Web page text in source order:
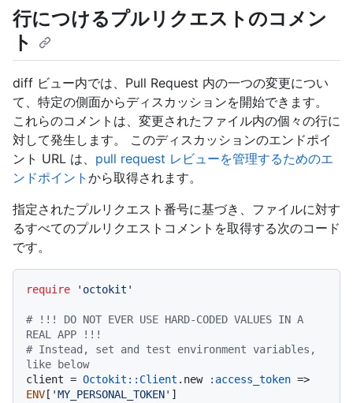
行につけるプルリクエストのコメン
ト
diff ビュー内では、Pull Request 内の一つの変更につい
て、特定の側面からディスカッションを開始できます。
これらのコメントは、変更されたファイル内の個々の行に
対して発生します。 このディスカッションのエンドポイ
ント URL は、 pull request レビューを管理するためのエ
ンドポイント から取得されます。
指定されたプルリクエスト番号に基づき、ファイルに対す
るすべてのプルリクエストコメントを取得する次のコード
です。
require 'octokit'
# !!! DO NOT EVER USE HARD-CODED VALUES IN A
REAL APP !!!
# Instead, set and test environment variables,
like below
client = Octokit::Client .new :access_token
ENV [ 'MY_PERSONAL_TOKEN' ]